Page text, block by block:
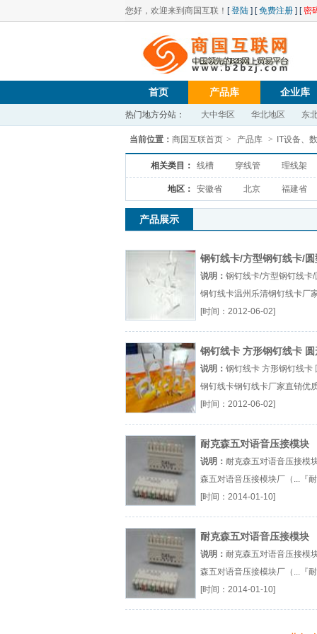
您好，欢迎来到商国互联！ [登陆 ] [免费注册 ] [密
首页 产品库 企业库
热门地方分站： 大中华区 华北地区 东
当前位置： 商国互联首页 > 产品库 > IT设备、
相关类目： 线槽 穿线管 理线架
地区： 安徽省 北京 福建省
产品展示
钢钉线卡/方型钢钉线卡/圆
钉线卡
说明： 钢钉线卡/方型钢钉线卡/
钢钉线卡温州乐清钢钉线卡厂
钢钉线卡优质供应 钢钉厂（...
乐清钢钉线卡』
[时间：2012-06-02]
钢钉线卡 方形钢钉线卡 圆
钉线卡
说明： 钢钉线卡 方形钢钉线卡
钢钉线卡钢钉线卡厂家直销优
钢钉线卡钢钉线卡批发商厂（
钉线卡厂家直销』
[时间：2012-06-02]
耐克森五对语音压接模块
说明： 耐克森五对语音压接模
森五对语音压接模块厂（...『
森』
[时间：2014-01-10]
耐克森五对语音压接模块
说明： 耐克森五对语音压接模
森五对语音压接模块厂（...『
森』
[时间：2014-01-10]